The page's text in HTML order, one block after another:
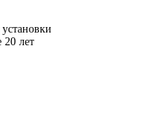
20 лет